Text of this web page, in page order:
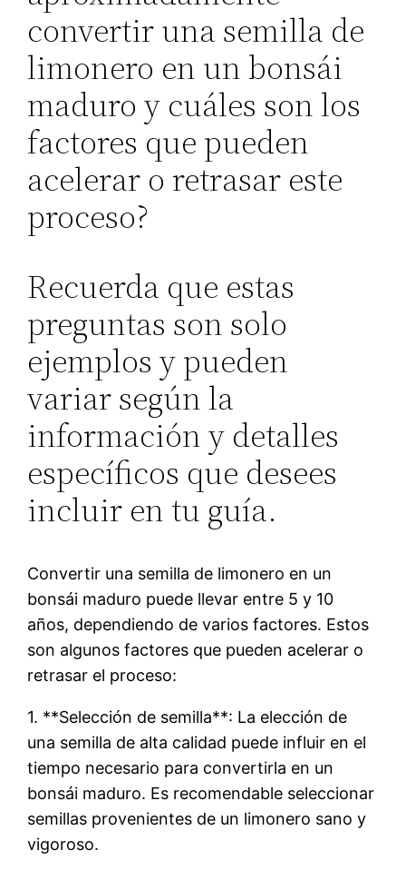
convertir una semilla de
limonero en un bonsái
maduro y cuáles son los
factores que pueden
acelerar o retrasar este
proceso?
Recuerda que estas
preguntas son solo
ejemplos y pueden
variar según la
información y detalles
específicos que desees
incluir en tu guía.
Convertir una semilla de limonero en un
bonsái maduro puede llevar entre 5 y 10
años, dependiendo de varios factores. Estos
son algunos factores que pueden acelerar o
retrasar el proceso:
1. **Selección de semilla**: La elección de
una semilla de alta calidad puede influir en el
tiempo necesario para convertirla en un
bonsái maduro. Es recomendable seleccionar
semillas provenientes de un limonero sano y
vigoroso.